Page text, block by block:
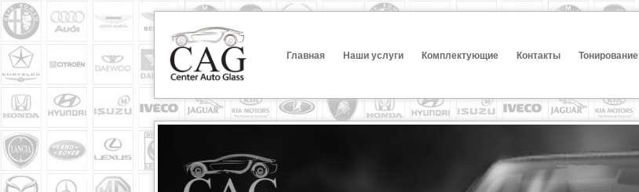
Главная Наши услуги Комплектующие Контакты Тонирование